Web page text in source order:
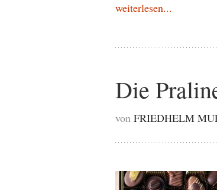
weiterlesen...
Die
von FRIEDHELM